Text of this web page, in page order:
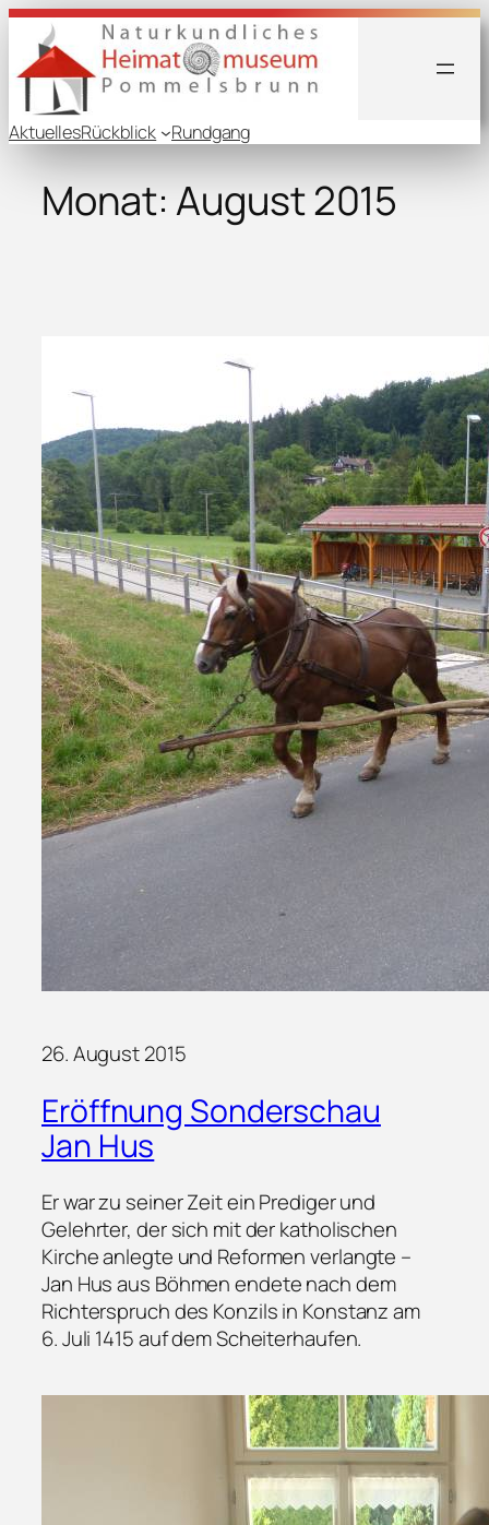
Zum
Inhalt
springen
AktuellesRückblick Rundgang
Monat:August 2015
26. August 2015
Eröffnung Sonderschau
Jan Hus
Er war zu seiner Zeit ein Prediger und
Gelehrter, der sich mit der katholischen
Kirche anlegte und Reformen verlangte –
Jan Hus aus Böhmen endete nach dem
Richterspruch des Konzils in Konstanz am
6. Juli 1415 auf dem Scheiterhaufen.